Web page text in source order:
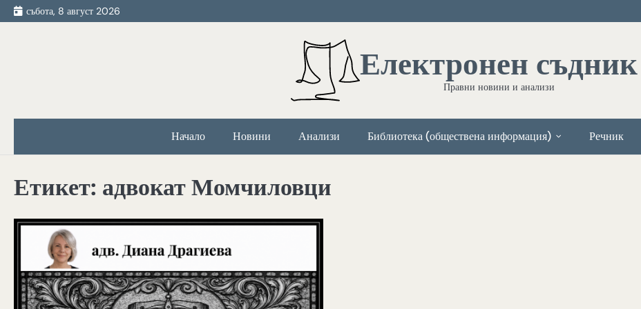
Skip
to
събота, 8 август 2026
Електронен съдник
Правни новини и анализи
Начало Новини Анализи Библиотека (обществена информация) Речник
Етикет: адвокат Момчиловци